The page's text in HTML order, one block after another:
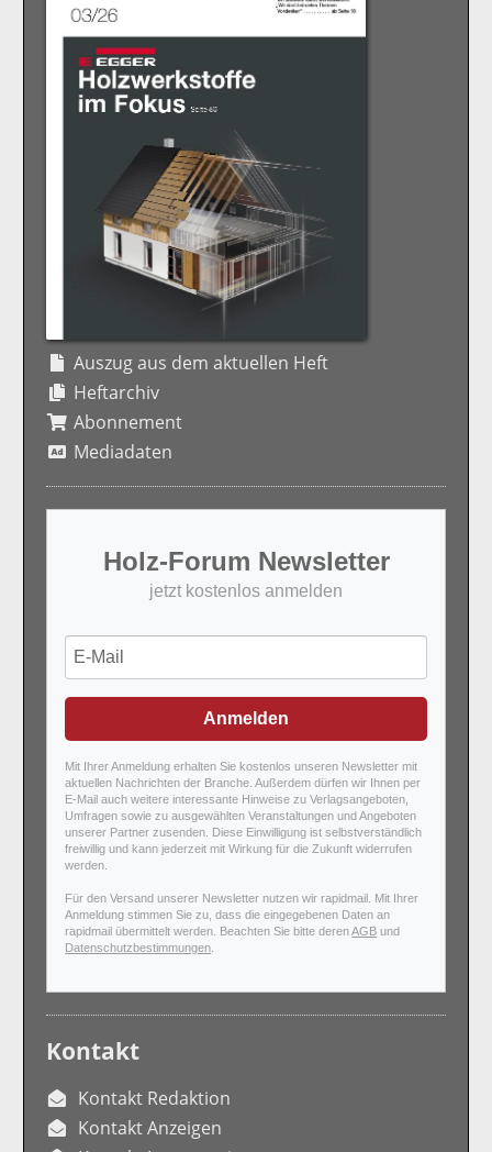
Auszug aus dem aktuellen Heft
Heftarchiv
Abonnement
Mediadaten
Holz-Forum Newsletter
jetzt kostenlos anmelden
Anmelden
Mit Ihrer Anmeldung erhalten Sie kostenlos unseren Newsletter mit
aktuellen Nachrichten der Branche. Außerdem dürfen wir Ihnen per
E-Mail auch weitere interessante Hinweise zu Verlagsangeboten,
Umfragen sowie zu ausgewählten Veranstaltungen und Angeboten
unserer Partner zusenden. Diese Einwilligung ist selbstverständlich
freiwillig und kann jederzeit mit Wirkung für die Zukunft widerrufen
werden.
Für den Versand unserer Newsletter nutzen wir rapidmail. Mit Ihrer
Anmeldung stimmen Sie zu, dass die eingegebenen Daten an
rapidmail übermittelt werden. Beachten Sie bitte derenAGB und
Datenschutzbestimmungen
Kontakt
Kontakt Redaktion
Kontakt Anzeigen